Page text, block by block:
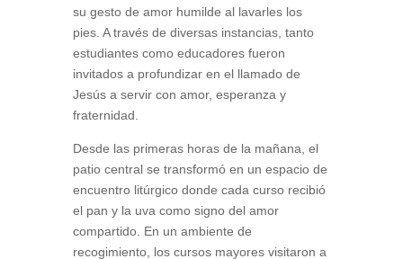
su gesto de amor humilde al lavarles los
pies. A través de diversas instancias, tanto
estudiantes como educadores fueron
invitados a profundizar en el llamado de
Jesús a servir con amor, esperanza y
fraternidad.
Desde las primeras horas de la mañana, el
patio central se transformó en un espacio de
encuentro litúrgico donde cada curso recibió
el pan y la uva como signo del amor
compartido. En un ambiente de
recogimiento, los cursos mayores visitaron a